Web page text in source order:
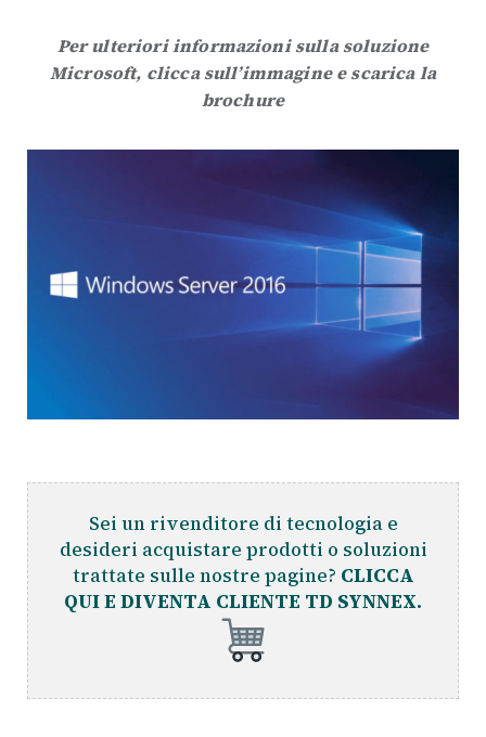
Per ulteriori informazioni sulla soluzione
Microsoft, clicca sull’immagine e scarica la
brochure
Sei un rivenditore di tecnologia e
desideri acquistare prodotti o soluzioni
trattate sulle nostre pagine? CLICCA
QUI E DIVENTA CLIENTE TD SYNNEX.